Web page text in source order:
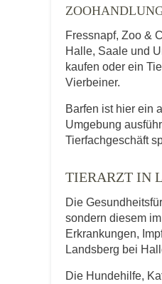
Mit
Fressnapf, Zoo &
Halle, Saale und
kaufen oder ein
Vierbeiner.
Barfen ist hier ein
Umgebung
Tierfachgeschäft
TIERARZT IN
Die
sondern diesem
Erkrankungen,
Landsberg bei
Die Hundehilfe,